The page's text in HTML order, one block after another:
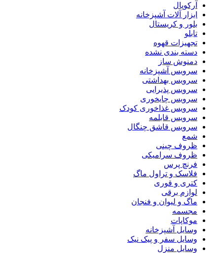
آرکوپال
ابزار آلات آشپزخانه
بلور و کریستال
تابلو
تجهیزات قهوه
دسته بندی نشده
دمنوش ساز
سرویس آشپزخانه
سرویس بهداشتی
سرویس پذیرایی
سرویس چایخوری
سرویس غذاخوری کودک
سرویس قابلمه
سرویس قاشق چنگال
شمع
ظروف چینی
ظروف سرامیکی
فرنچ پرس
فلاسک و تراول ماگ
کتری و قوری
لوازم برقی
ماگ و لیوان و فنجان
مجسمه
موکاپات
وسایل آشپزخانه
وسایل سفر و پیک نیک
وسایل منزل